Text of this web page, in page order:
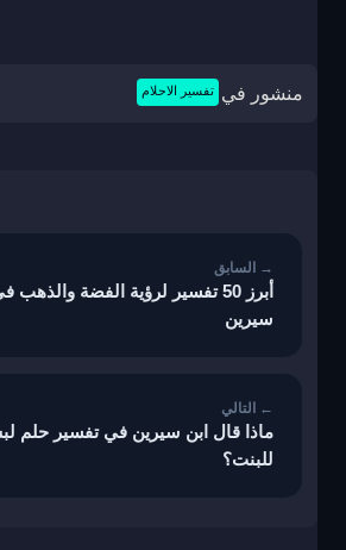
منشور في تفسير الاحلام
أبرز 50 تفسير لرؤية الفضة والذهب
سيرين
ماذا قال ابن سيرين في تفسير حلم
للبنت؟